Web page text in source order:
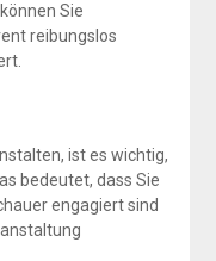
Sie
reibungslos
ist es wichtig,
bedeutet, dass Sie
engagiert sind